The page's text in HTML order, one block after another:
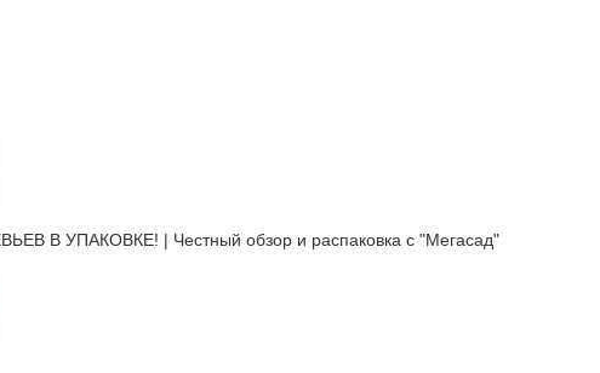
УПАКОВКЕ! | Честный обзор и распаковка с "Мегасад"